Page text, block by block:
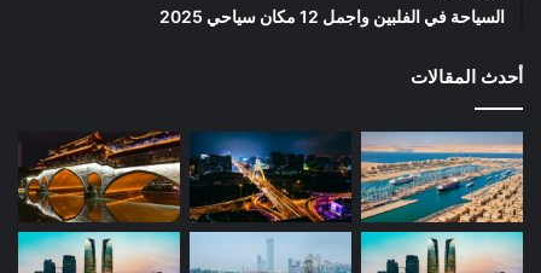
السياحة في الفلبين واجمل 12 مكان سياحي 2025
أحدث المقالات